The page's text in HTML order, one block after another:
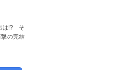
は!? そ
の完結